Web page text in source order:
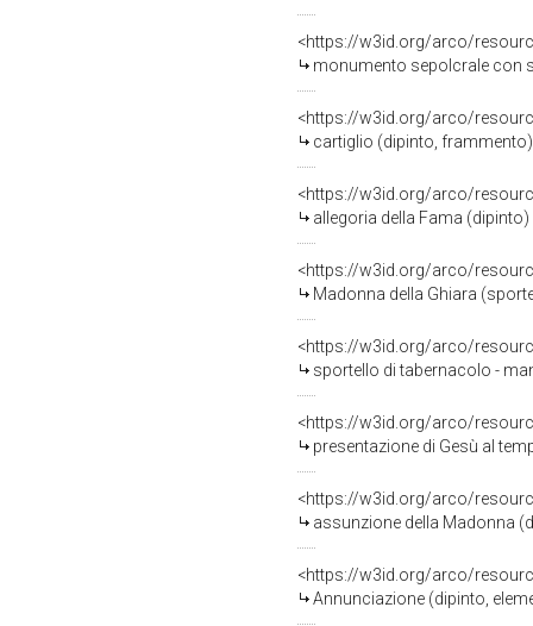
<https://w3id.org/arco/
monumento sepolcrale con
<https://w3id.org/arco/
cartiglio (dipinto,
<https://w3id.org/arco/
allegoria della Fama
<https://w3id.org/arco/
Madonna della Ghiara
<https://w3id.org/arco/
sportello di tabernacolo -
<https://w3id.org/arco/
presentazione di Gesù al
<https://w3id.org/arco/
assunzione della Madonna
<https://w3id.org/arco/
Annunciazione (dipinto,